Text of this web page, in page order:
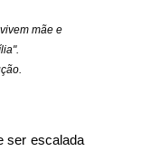
mãe e
ser escalada